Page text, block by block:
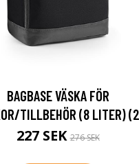
BAGBASE VÄSKA FÖR
TILLBEHÖR (8 LITER)
227 SEK276 SEK